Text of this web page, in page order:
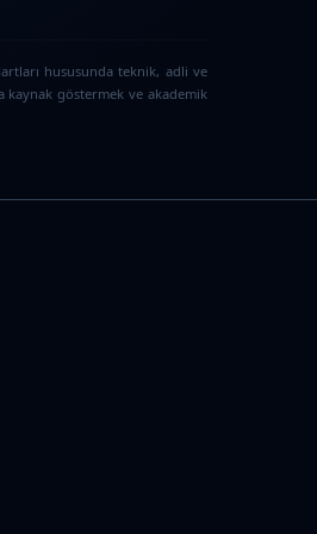
hususunda teknik, adli ve
kaynak göstermek ve akademik